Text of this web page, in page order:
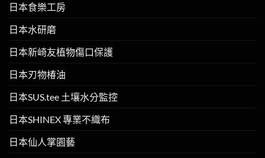
日本食樂工房
日本水研磨
日本新崎友植物傷口保護
日本刃物椿油
日本SUS.tee 土壤水分監控
日本SHINEX 專業不織布
日本仙人掌園藝